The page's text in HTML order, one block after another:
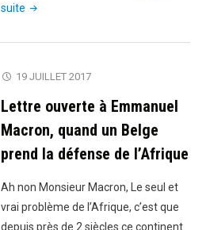
suite "Sous
critiques
la
CEDEAO
veut
le
nombre
d’enfants
19 JUILLET 2017
Lettre ouverte à Emmanuel
Macron, quand un Belge
prend la défense de l’Afrique
Ah non Monsieur Macron, Le seul et
vrai problème de l’Afrique, c’est que
depuis près de 2 siècles ce continent